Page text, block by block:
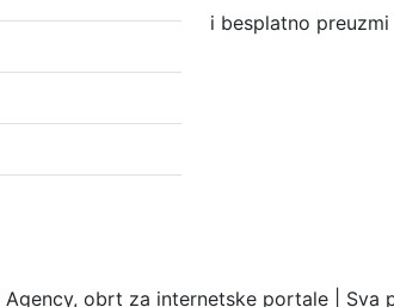
i besplatno
obrt za internetske portale | Sva